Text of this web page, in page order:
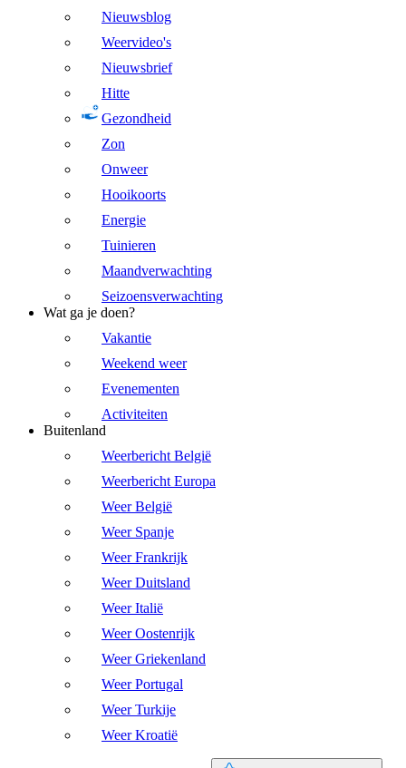
Nieuwsblog
Weervideo's
Nieuwsbrief
Hitte
Gezondheid
Zon
Onweer
Hooikoorts
Energie
Tuinieren
Maandverwachting
Seizoensverwachting
Wat ga je doen?
Vakantie
Weekend weer
Evenementen
Activiteiten
Buitenland
Weerbericht België
Weerbericht Europa
Weer België
Weer Spanje
Weer Frankrijk
Weer Duitsland
Weer Italië
Weer Oostenrijk
Weer Griekenland
Weer Portugal
Weer Turkije
Weer Kroatië